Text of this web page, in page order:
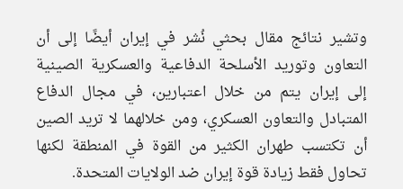
وتشير نتائج مقال بحثي نُشر في إيران أيضًا إلى أن
التعاون وتوريد الأسلحة الدفاعية والعسكرية الصينية
إلى إيران يتم من خلال اعتبارين، في مجال الدفاع
المتبادل والتعاون العسكري، ومن خلالهما لا تريد الصين
أن تكتسب طهران الكثير من القوة في المنطقة لكنها
تحاول فقط زيادة قوة إيران ضد الولايات المتحدة.